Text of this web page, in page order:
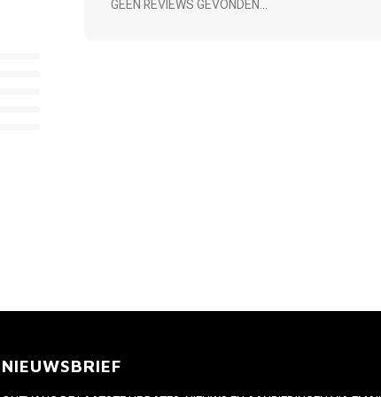
GEEN REVIEWS GEVONDEN...
NIEUWSBRIEF